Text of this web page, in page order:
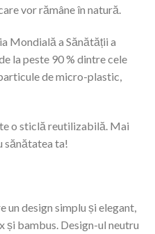
vor rămâne în natură.
Mondială a Sănătății a
la peste 90 % dintre cele
de micro-plastic,
o sticlă reutilizabilă. Mai
sănătatea ta!
un design simplu și elegant,
și bambus. Design-ul neutru